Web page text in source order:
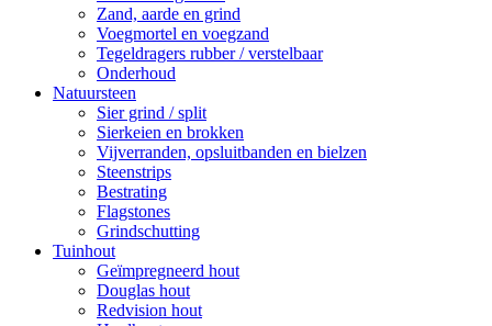
Zand, aarde en grind
Voegmortel en voegzand
Tegeldragers rubber / verstelbaar
Onderhoud
Natuursteen
Sier grind / split
Sierkeien en brokken
Vijverranden, opsluitbanden en bielzen
Steenstrips
Bestrating
Flagstones
Grindschutting
Tuinhout
Geïmpregneerd hout
Douglas hout
Redvision hout